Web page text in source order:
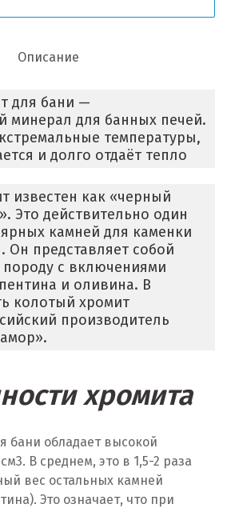
Описание
для бани —
минерал для банных печей.
температуры,
и долго отдаёт тепло
известен как «черный
Это действительно один
камней для каменки
Он представляет собой
породу с включениями
и оливина. В
колотый хромит
производитель
хромита
бани обладает высокой
3. В среднем, это в 1,5-2 раза
вес остальных камней
Это означает, что при